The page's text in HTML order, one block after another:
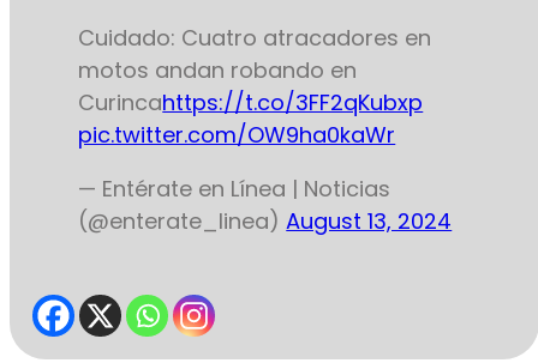
Cuidado: Cuatro atracadores en
motos andan robando en
Curincahttps://t.co/3FF2qKubxp
pic.twitter.com/OW9ha0kaWr
— Entérate en Línea | Noticias
(@enterate_linea)August 13, 2024